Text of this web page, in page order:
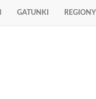
GATUNKI REGIONY